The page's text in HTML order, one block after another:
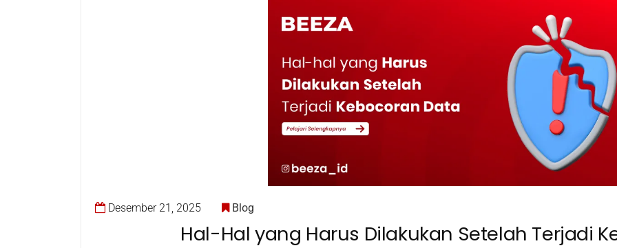
Desember 21, 2025 Blog
Hal-Hal yang Harus Dilakukan Setelah Terjadi